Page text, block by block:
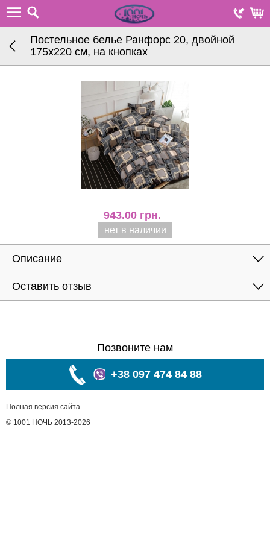
Постельное белье Ранфорс 20, двойной
175х220 см, на кнопках
943.00 грн.
нет в наличии
Описание
Оставить отзыв
Позвоните нам
+38 097 474 84 88
Полная версия сайта
© 1001 НОЧЬ 2013-2026